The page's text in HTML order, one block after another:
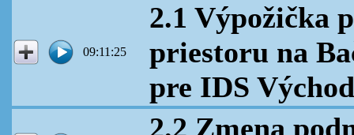
09:11:25
2.1 Výpožička
priestoru na
pre IDS
2.2 Zmena